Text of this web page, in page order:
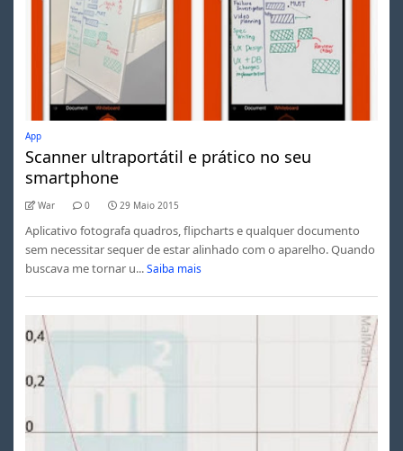
App
Scanner ultraportátil e prático no seu
smartphone
War 0 29 Maio 2015
Aplicativo fotografa quadros, flipcharts e qualquer documento
sem necessitar sequer de estar alinhado com o aparelho. Quando
buscava me tornar u... Saiba mais